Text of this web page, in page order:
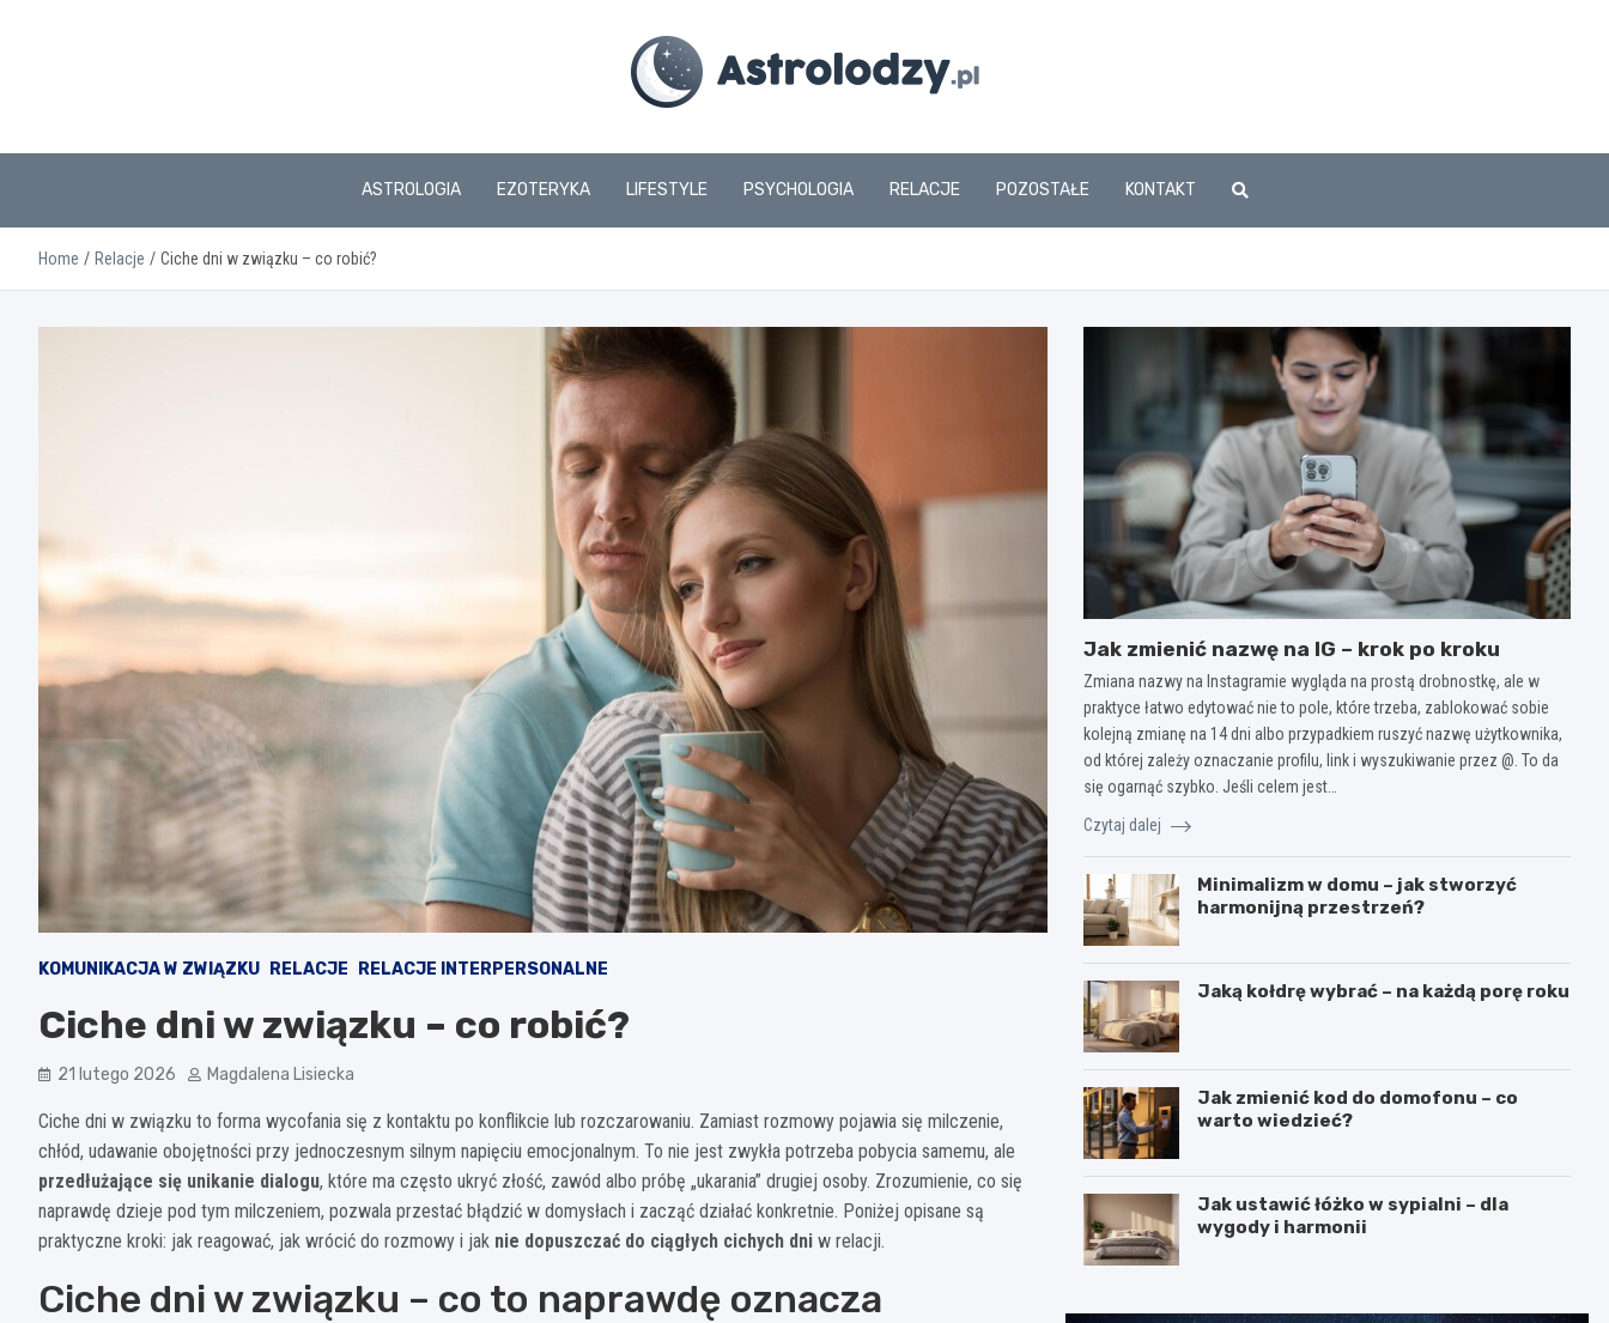
www.astrolodzy.pl
ASTROLOGIA EZOTERYKA LIFESTYLE PSYCHOLOGIA RELACJE POZOSTAŁE KONTAKT
Home Relacje Ciche dni w związku – co robić?
KOMUNIKACJA W ZWIĄZKU RELACJE RELACJE INTERPERSONALNE
Ciche dni w związku – co robić?
21 lutego 2026 Magdalena Lisiecka
Ciche dni w związku to forma wycofania się z kontaktu po konflikcie lub rozczarowaniu. Zamiast rozmowy pojawia się milczenie,
chłód, udawanie obojętności przy jednoczesnym silnym napięciu emocjonalnym. To nie jest zwykła potrzeba pobycia samemu, ale
przedłużające się unikanie dialogu, które ma często ukryć złość, zawód albo próbę „ukarania” drugiej osoby. Zrozumienie, co się
naprawdę dzieje pod tym milczeniem, pozwala przestać błądzić w domysłach i zacząć działać konkretnie. Poniżej opisane są
praktyczne kroki: jak reagować, jak wrócić do rozmowy i jak nie dopuszczać do ciągłych cichych dni w relacji.
Ciche dni w związku – co to naprawdę oznacza
Jak zmienić nazwę na IG – krok po kroku
Zmiana nazwy na Instagramie wygląda na prostą drobnostkę, ale w
praktyce łatwo edytować nie to pole, które trzeba, zablokować sobie
kolejną zmianę na 14 dni albo przypadkiem ruszyć nazwę użytkownika,
od której zależy oznaczanie profilu, link i wyszukiwanie przez @. To da
się ogarnąć szybko. Jeśli celem jest…
Czytaj dalej
Minimalizm w domu – jak stworzyć
harmonijną przestrzeń?
Jaką kołdrę wybrać – na każdą porę roku
Jak zmienić kod do domofonu – co
warto wiedzieć?
Jak ustawić łóżko w sypialni – dla
wygody i harmonii